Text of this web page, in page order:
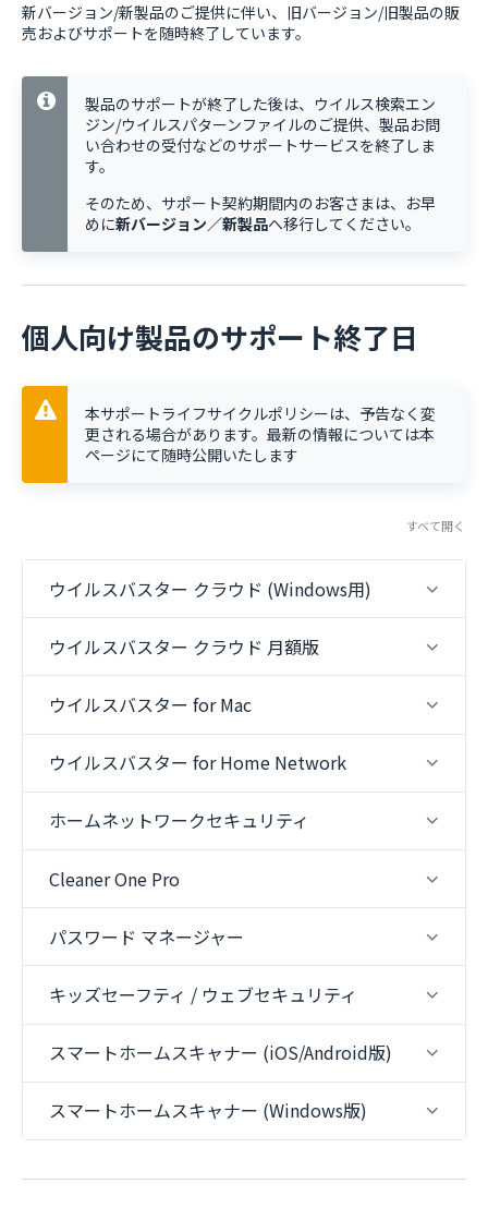
新バージョン/新製品のご提供に伴い、旧バージョン/旧製品の販
売およびサポートを随時終了しています。
製品のサポートが終了した後は、ウイルス検索エン
ジン/ウイルスパターンファイルのご提供、製品お問
い合わせの受付などのサポートサービスを終了しま
す。
そのため、サポート契約期間内のお客さまは、お早
めに新バージョン／新製品へ移行してください。
個人向け製品のサポート終了日
本サポートライフサイクルポリシーは、予告なく変
更される場合があります。最新の情報については本
ページにて随時公開いたします
すべて開く
ウイルスバスター クラウド (Windows用)
ウイルスバスター クラウド 月額版
ウイルスバスター for Mac
ウイルスバスター for Home Network
ホームネットワークセキュリティ
Cleaner One Pro
パスワード マネージャー
キッズセーフティ / ウェブセキュリティ
スマートホームスキャナー (iOS/Android版)
スマートホームスキャナー (Windows版)